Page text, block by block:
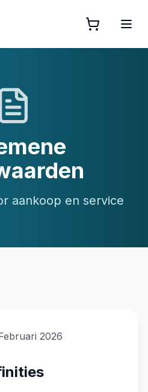
aankoop en service
2026